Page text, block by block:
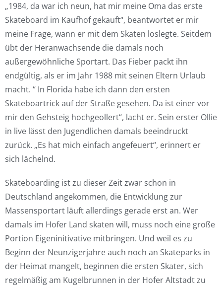
„1984, da war ich neun, hat mir meine Oma das erste
Skateboard im Kaufhof gekauft“, beantwortet er mir
meine Frage, wann er mit dem Skaten loslegte. Seitdem
übt der Heranwachsende die damals noch
außergewöhnliche Sportart. Das Fieber packt ihn
endgültig, als er im Jahr 1988 mit seinen Eltern Urlaub
macht. “ In Florida habe ich dann den ersten
Skateboartrick auf der Straße gesehen. Da ist einer vor
mir den Gehsteig hochgeollert“, lacht er. Sein erster Ollie
in live lässt den Jugendlichen damals beeindruckt
zurück. „Es hat mich einfach angefeuert“, erinnert er
sich lächelnd.
Skateboarding ist zu dieser Zeit zwar schon in
Deutschland angekommen, die Entwicklung zur
Massensportart läuft allerdings gerade erst an. Wer
damals im Hofer Land skaten will, muss noch eine große
Portion Eigeninitivative mitbringen. Und weil es zu
Beginn der Neunzigerjahre auch noch an Skateparks in
der Heimat mangelt, beginnen die ersten Skater, sich
regelmäßig am Kugelbrunnen in der Hofer Altstadt zu